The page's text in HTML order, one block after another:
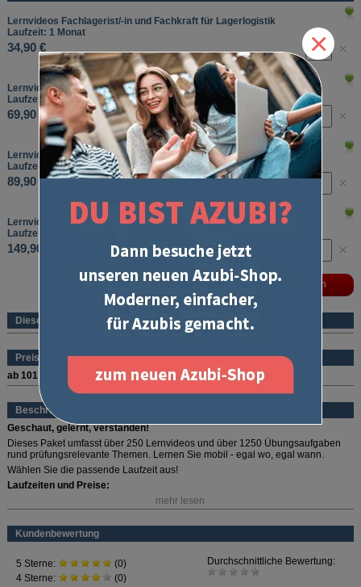
Lernvideos Fachlagerist/-in und Fachkraft für Lagerlogistik
Laufzeit: 1 Monat
34,90 €
Lernvideos Fachlagerist/-in und Fachkraft für Lagerlogistik
Laufzeit: 3 Monate
69,90 €
Lernvideos Fachlagerist/-in und Fachkraft für Lagerlogistik
Laufzeit: 6 Monate
89,90 €
Lernvideos Fachlagerist/-in und Fachkraft für Lagerlogistik
Laufzeit: 12 Monate
149,90 €
Dieses Produkt ist ein eBook
Preise (pro Stück und Sorte)
ab 101 Stück
69,90 €
Beschreibung
Geschaut, gelernt, verstanden!
Dieses Paket umfasst über 250 Lernvideos und über 1250 Übungsaufgaben
rund prüfungsrelevante Themen. Lernen Sie mobil - egal wo, egal wann.
Wählen Sie die passende Laufzeit aus!
Laufzeiten und Preise:
1 Monat: 34,90 Euro
6 Monate: 89,90 Euro
12 Monate: 149,90 Euro
Die Preise sind Festpreise - kein Monatsabo!Die Laufzeit beginnt ab
Aktivierung der Lizenz.
mehr lesen
Kundenbewertung
×